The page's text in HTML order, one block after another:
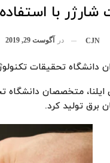
با
CJN در آگوست 29, 2019
دانشگاه تحقیقات
ایلنا، متخصصان دانشگاه
برق تولید کرد.